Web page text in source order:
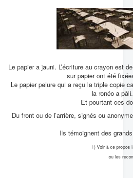
Le papier a jauni. L’écriture au crayon est
sur papier ont été
Le papier pelure qui a reçu la triple copie
la ronéo a
Et pourtant ces
Du front ou de l’arrière, signés ou
Ils témoignent des
1) Voir à ce propos
ou les